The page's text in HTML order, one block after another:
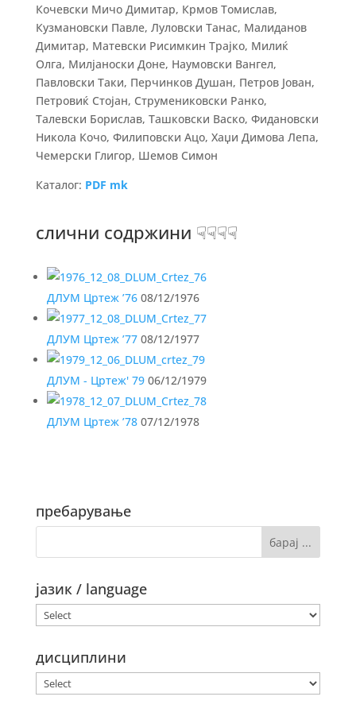
Кочевски Мичо Димитар, Крмов Томислав,
Кузмановски Павле, Луловски Танас, Малиданов
Димитар, Матевски Рисимкин Трајко, Милиќ
Олга, Милјаноски Доне, Наумовски Вангел,
Павловски Таки, Перчинков Душан, Петров Јован,
Петровиќ Стојан, Струмениковски Ранко,
Талевски Борислав, Ташковски Васко, Фидановски
Никола Кочо, Филиповски Ацо, Хаџи Димова Лепа,
Чемерски Глигор, Шемов Симон
Каталог: PDF mk
слични содржини ☟☟☟☟
ДЛУМ Цртеж ’7608/12/1976
ДЛУМ Цртеж ’7708/12/1977
ДЛУМ - Цртеж' 7906/12/1979
ДЛУМ Цртеж ’7807/12/1978
пребарување
јазик / language
дисциплини